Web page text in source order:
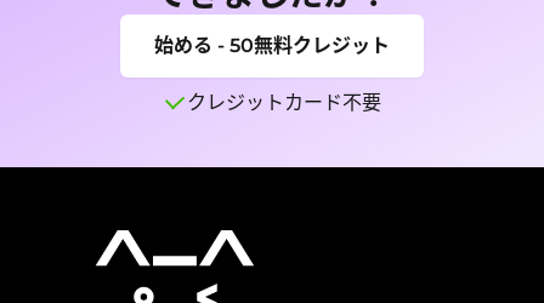
始める - 50無料クレジット
クレジットカード不要